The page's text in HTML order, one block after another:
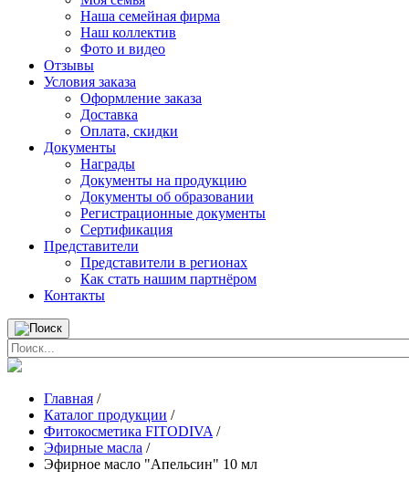
Наша семейная фирма
Наш коллектив
Фото и видео
Отзывы
Условия заказа
Оформление заказа
Доставка
Оплата, скидки
Документы
Награды
Документы на продукцию
Документы об образовании
Регистрационные документы
Сертификация
Представители
Представители в регионах
Как стать нашим партнёром
Контакты
Главная /
Каталог продукции /
Фитокосметика FITODIVA /
Эфирные масла /
Эфирное масло "Апельсин" 10 мл